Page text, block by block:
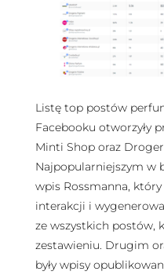
Listę top postów
Facebooku otworzyły
Minti Shop oraz
Najpopularniejszym w
wpis Rossmanna, który
interakcji i
ze wszystkich postów,
zestawieniu. Drugim
były wpisy